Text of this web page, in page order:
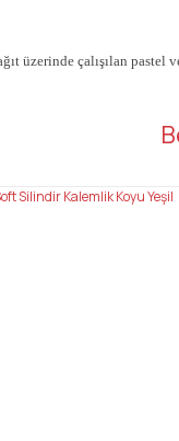
üzerinde çalışılan pastel
yetersiz